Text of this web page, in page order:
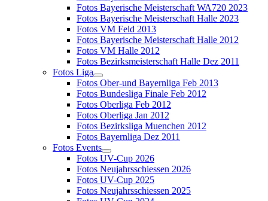
Fotos Bayerische Meisterschaft WA720 2023
Fotos Bayerische Meisterschaft Halle 2023
Fotos VM Feld 2013
Fotos Bayerische Meisterschaft Halle 2012
Fotos VM Halle 2012
Fotos Bezirksmeisterschaft Halle Dez 2011
Fotos Liga
Fotos Ober-und Bayernliga Feb 2013
Fotos Bundesliga Finale Feb 2012
Fotos Oberliga Feb 2012
Fotos Oberliga Jan 2012
Fotos Bezirksliga Muenchen 2012
Fotos Bayernliga Dez 2011
Fotos Events
Fotos UV-Cup 2026
Fotos Neujahrsschiessen 2026
Fotos UV-Cup 2025
Fotos Neujahrsschiessen 2025